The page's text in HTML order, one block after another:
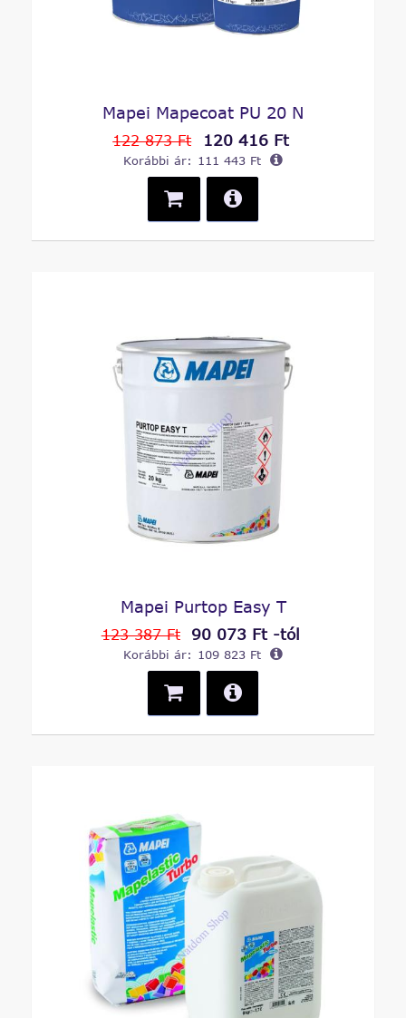
Mapei Mapecoat PU 20 N
122 873 Ft 120 416 Ft
Korábbi ár: 111 443 Ft
Mapei Purtop Easy T
123 387 Ft 90 073 Ft -tól
Korábbi ár: 109 823 Ft